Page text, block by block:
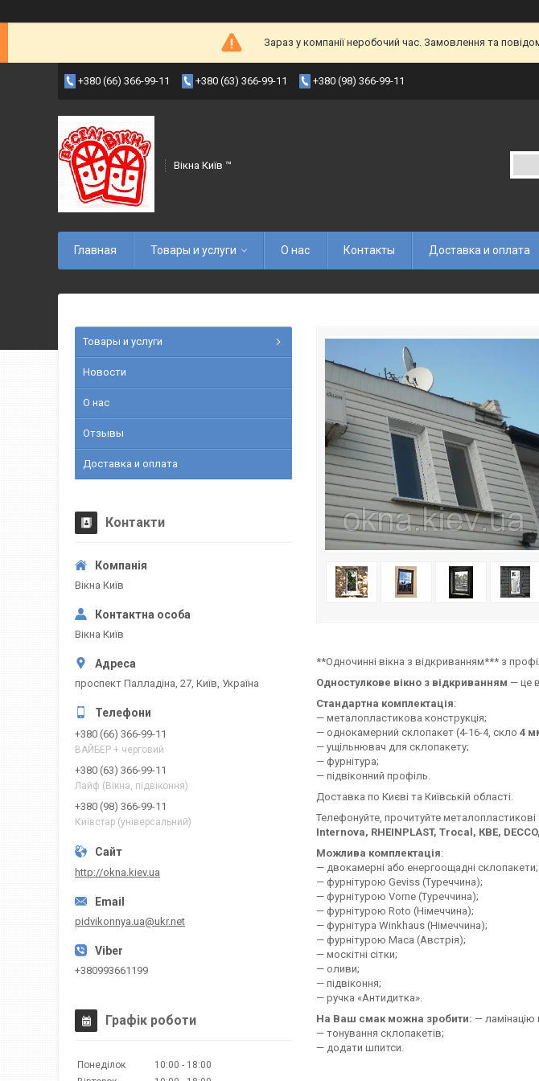
Зараз у компанії неробочий час. Замовлення та
+380 (66) 366-99-11 +380 (63) 366-99-11 +380 (98) 366-99-11
Вікна Київ ™
Главная Товары и услуги О нас Контакты Доставка и оплата
**Одночинні вікна з відкриванням*** з
Одностулкове вікно з відкриванням — це
Стандартна комплектація:
— металопластикова конструкція;
— однокамерний склопакет (4-16-4, скло 4
— ущільнювач для склопакету;
— фурнітура;
— підвіконний профіль.
Доставка по Києві та Київській області.
Телефонуйте, прочитуйте металопластикові
Internova, RHEINPLAST, Trocal, КВЕ,
Можлива комплектація:
— двокамерні або енергоощадні склопакети;
— фурнітурою Geviss (Туреччина);
— фурнітурою Vorne (Туреччина);
— фурнітурою Roto (Німеччина);
— фурнітура Winkhaus (Німеччина);
— фурнітурою Маса (Австрія);
— москітні сітки;
— оливи;
— підвіконня;
— ручка «Антидитка».
На Ваш смак можна зробити: — ламінацію
— тонування склопакетів;
— додати шпитси.
Товары и услуги
Новости
О нас
Отзывы
Доставка и оплата
Контакти
Вікна Київ
Вікна Київ
проспект Палладіна, 27, Київ, Україна
+380 (66) 366-99-11
ВАЙБЕР + черговий
+380 (63) 366-99-11
Лайф (Вікна, підвіконня)
+380 (98) 366-99-11
Київстар (універсальний)
http://okna.kiev.ua
pidvikonnya.ua@ukr.net
+380993661199
Графік роботи
Понеділок 10:00
18:00